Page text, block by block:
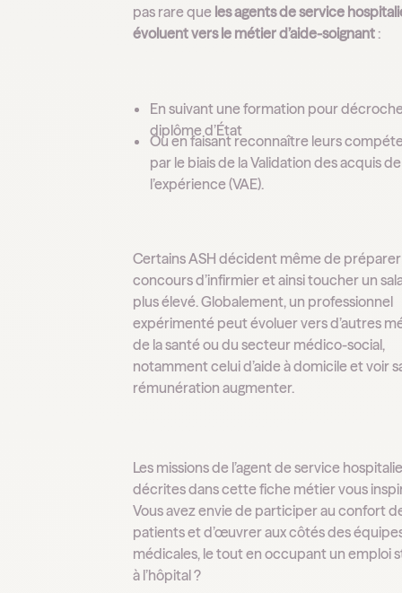
pas rare que les agents de service
évoluent vers le métier d’aide-soignant :
En suivant une formation pour
diplôme d’État
Ou en faisant reconnaître leurs
par le biais de la Validation des acquis de
l’expérience (VAE).
Certains ASH décident même de
concours d’infirmier et ainsi toucher un
plus élevé. Globalement, un professionnel
expérimenté peut évoluer vers d’autres
de la santé ou du secteur médico-social,
notamment celui d’aide à domicile et voir
rémunération augmenter.
Les missions de l’agent de service
décrites dans cette fiche métier vous
Vous avez envie de participer au confort
patients et d’œuvrer aux côtés des
médicales, le tout en occupant un emploi
à l’hôpital ?